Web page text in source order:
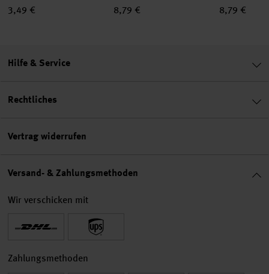
3,49 € 8,79 € 8,79 €
Hilfe & Service
Rechtliches
Vertrag widerrufen
Versand- & Zahlungsmethoden
Wir verschicken mit
Zahlungsmethoden